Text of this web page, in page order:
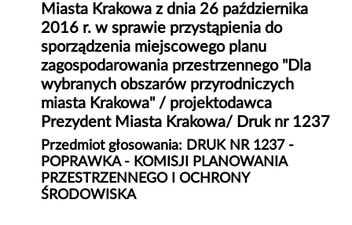
Miasta Krakowa z dnia 26 października
2016 r. w sprawie przystąpienia do
sporządzenia miejscowego planu
zagospodarowania przestrzennego "Dla
wybranych obszarów przyrodniczych
miasta Krakowa" / projektodawca
Prezydent Miasta Krakowa/ Druk nr 1237
Przedmiot głosowania: DRUK NR 1237 -
POPRAWKA - KOMISJI PLANOWANIA
PRZESTRZENNEGO I OCHRONY
ŚRODOWISKA